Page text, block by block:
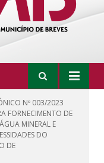
Nº 003/2023
FORNECIMENTO DE
MINERAL E
DO
DE